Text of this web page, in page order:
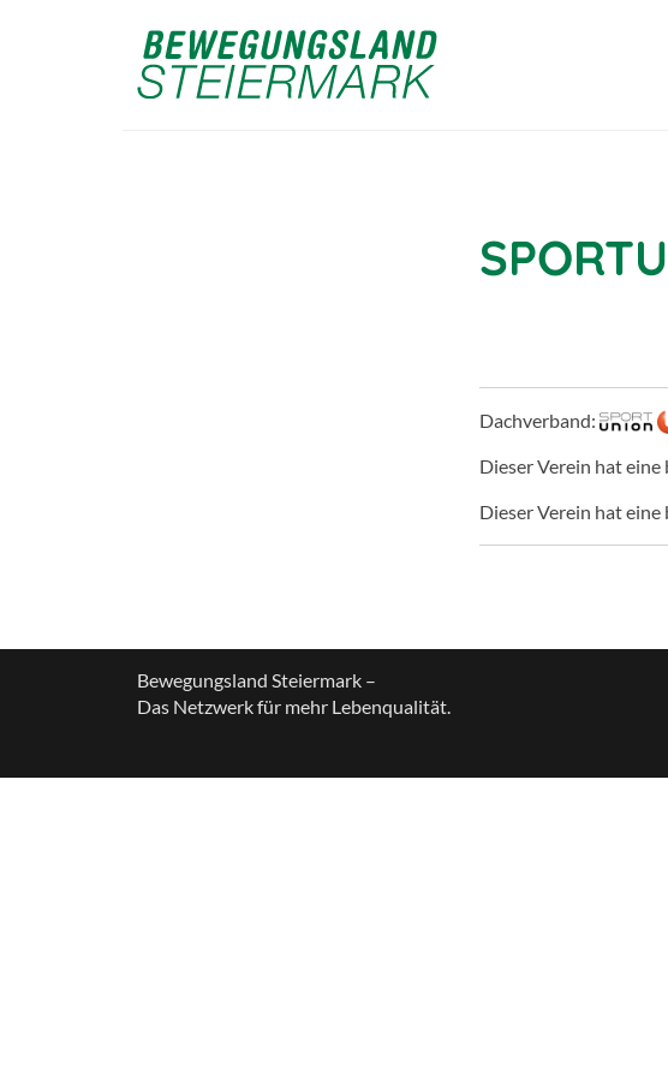
Dachverband:
Dieser Verein hat eine
Dieser Verein hat eine
Bewegungsland Steiermark –
Das Netzwerk für mehr Lebenqualität.